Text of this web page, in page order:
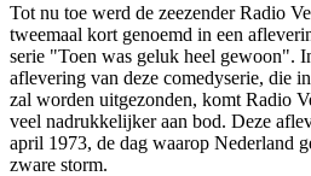
Tot nu toe werd de zeezender Radio
tweemaal kort genoemd in een
serie "Toen was geluk heel gewoon".
aflevering van deze comedyserie, die
zal worden uitgezonden, komt Radio
veel nadrukkelijker aan bod. Deze
april 1973, de dag waarop Nederland
zware storm.